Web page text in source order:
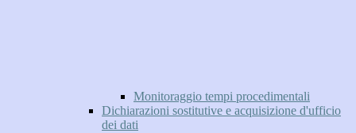
Monitoraggio tempi procedimentali
Dichiarazioni sostitutive e acquisizione d'ufficio
dei dati